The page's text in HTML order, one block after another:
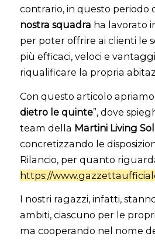
contrario, in questo periodo di
nostra squadra ha lavorato
per poter offrire ai clienti le
più efficaci, veloci e
riqualificare la propria
Con questo articolo
dietro le quinte”, dove
team della Martini Living
concretizzando le
Rilancio, per quanto riguarda
https://
I nostri ragazzi, infatti,
ambiti, ciascuno per le
ma cooperando nel nome